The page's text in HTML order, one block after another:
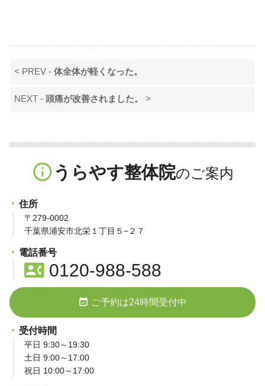
< PREV -体全体が軽くなった。
NEXT -頭痛が改善されました。 >
info_outlineうらやす整体院
住所
〒279-0002
千葉県浦安市北栄１丁目５−２７
電話番号
contact_phone0120-988-588
event_available ご予約は24時間受付中
受付時間
平日 9:30～19:30
土日 9:00～17:00
祝日 10:00～17:00